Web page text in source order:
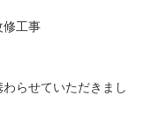
工事
らせていただきまし